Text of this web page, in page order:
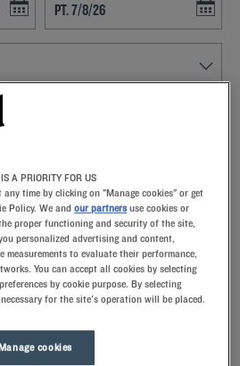
HOTEL
Nanteuil Les Meaux i poszukują hotelu?
i dobrą kuchnię w najlepszej cenie!
Meaux.Po przyjeździe nasi
uśmiechem oraz małymi, ale
wyjątkowy komfort naszej
A PRIORITY FOR US
any time by clicking on "Manage cookies" or get
Policy. We andour partners use cookies or
proper functioning and security of the site,
personalized advertising and content,
measurements to evaluate their performance,
You can accept all cookies by selecting
by cookie purpose. By selecting
for the site's operation will be placed.
Manage cookies